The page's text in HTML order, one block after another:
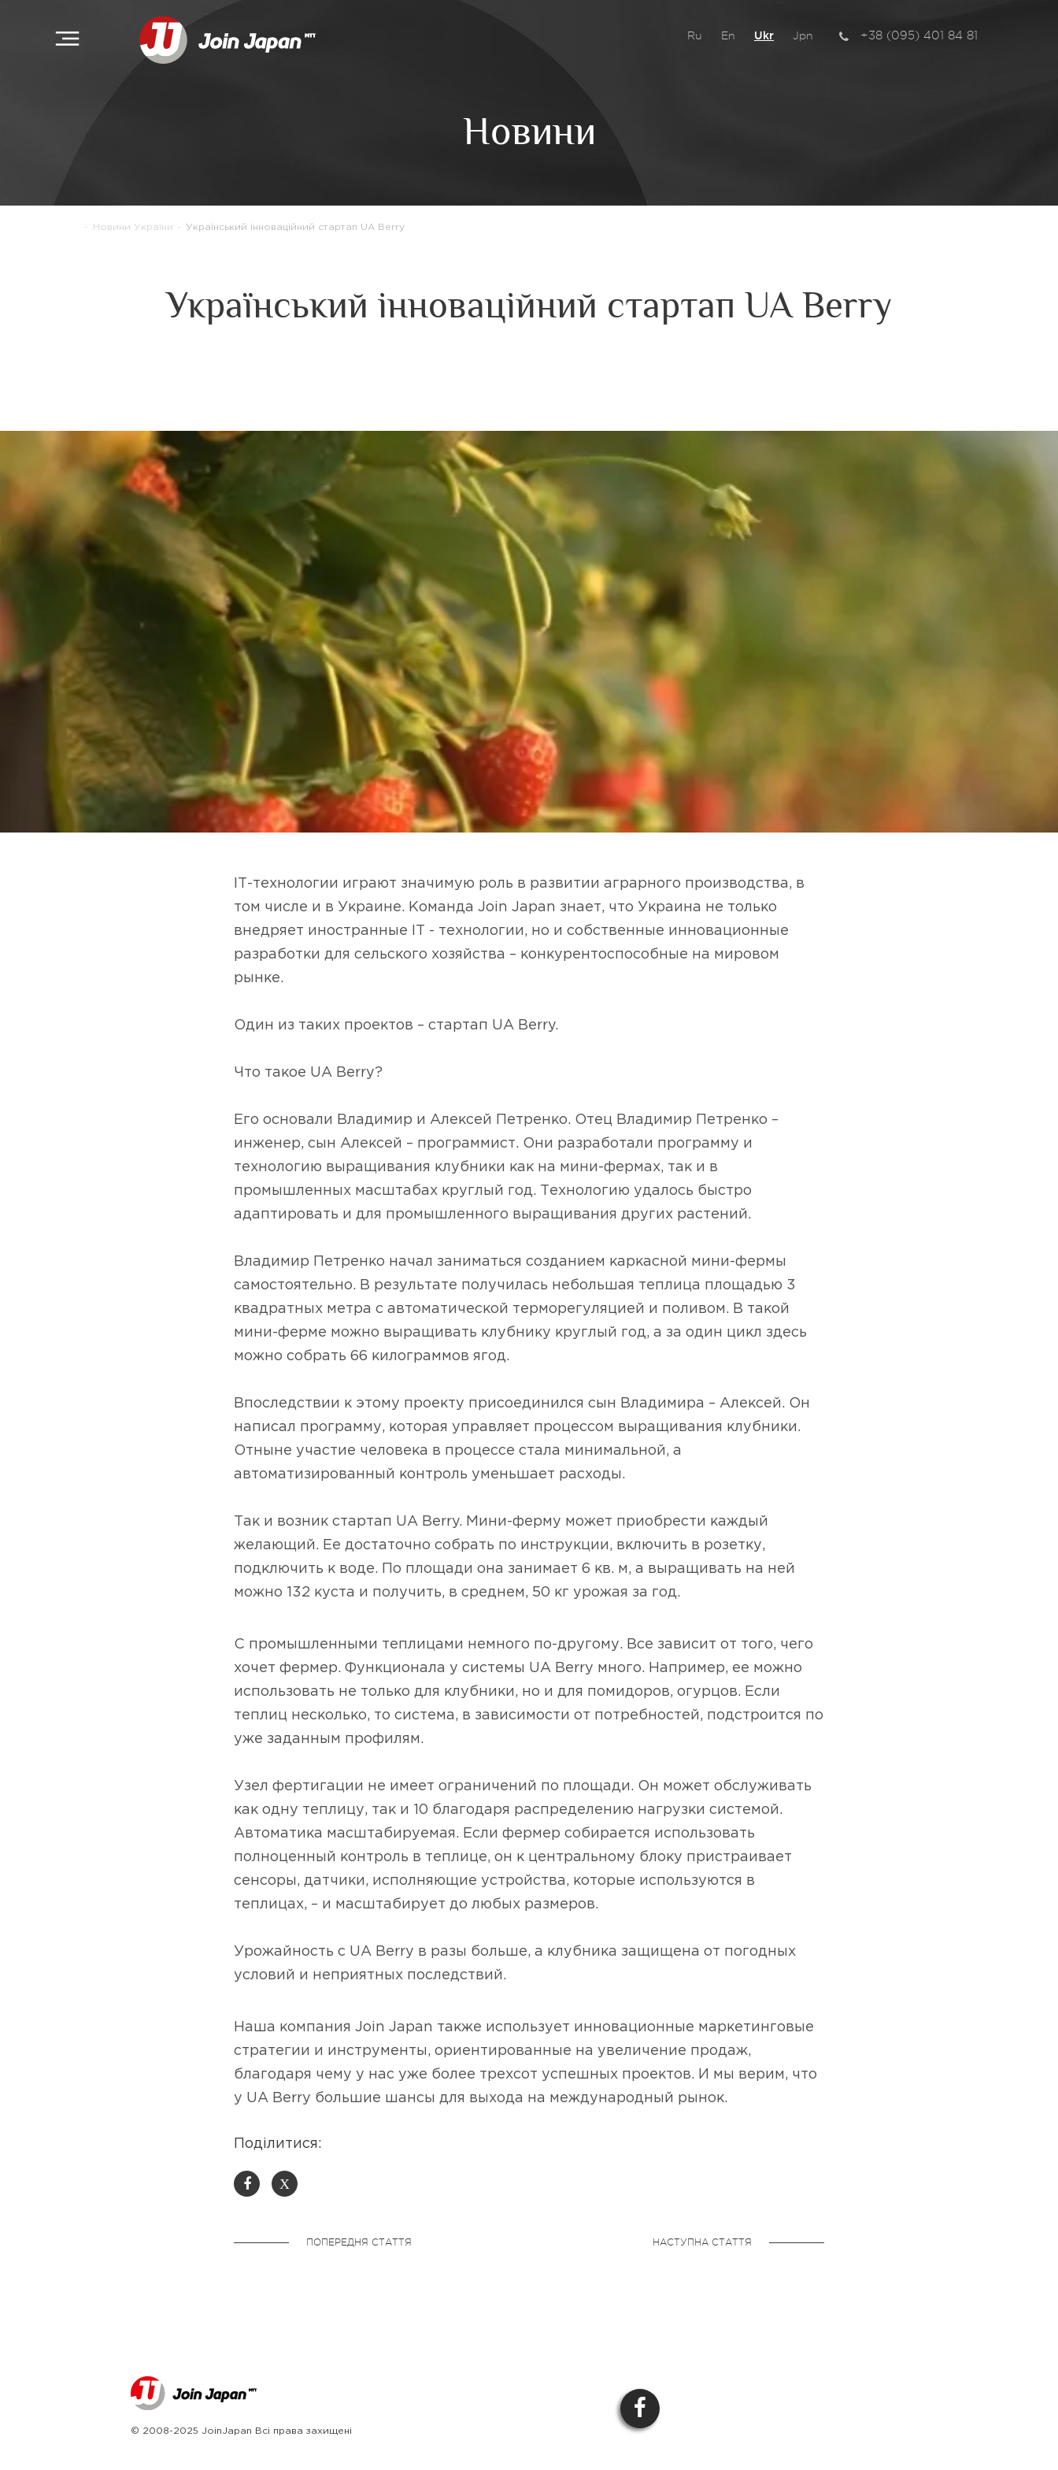
Ru En Ukr Jpn +38 (095) 401 84 81
Новини
- Новини України - Український інноваційний стартап UA Berry
Український інноваційний стартап UA Berry
ІТ-технологии играют значимую роль в развитии аграрного производства, в
том числе и в Украине. Команда Join Japan знает, что Украина не только
внедряет иностранные ІТ - технологии, но и собственные инновационные
разработки для сельского хозяйства – конкурентоспособные на мировом
рынке.
Один из таких проектов – стартап UA Berry.
Что такое UA Berry?
Его основали Владимир и Алексей Петренко. Отец Владимир Петренко –
инженер, сын Алексей – программист. Они разработали программу и
технологию выращивания клубники как на мини-фермах, так и в
промышленных масштабах круглый год. Технологию удалось быстро
адаптировать и для промышленного выращивания других растений.
Владимир Петренко начал заниматься созданием каркасной мини-фермы
самостоятельно. В результате получилась небольшая теплица площадью 3
квадратных метра с автоматической терморегуляцией и поливом. В такой
мини-ферме можно выращивать клубнику круглый год, а за один цикл здесь
можно собрать 66 килограммов ягод.
Впоследствии к этому проекту присоединился сын Владимира – Алексей. Он
написал программу, которая управляет процессом выращивания клубники.
Отныне участие человека в процессе стала минимальной, а
автоматизированный контроль уменьшает расходы.
Так и возник стартап UA Berry. Мини-ферму может приобрести каждый
желающий. Ее достаточно собрать по инструкции, включить в розетку,
подключить к воде. По площади она занимает 6 кв. м, а выращивать на ней
можно 132 куста и получить, в среднем, 50 кг урожая за год.
С промышленными теплицами немного по-другому. Все зависит от того, чего
хочет фермер. Функционала у системы UA Berry много. Например, ее можно
использовать не только для клубники, но и для помидоров, огурцов. Если
теплиц несколько, то система, в зависимости от потребностей, подстроится по
уже заданным профилям.
Узел фертигации не имеет ограничений по площади. Он может обслуживать
как одну теплицу, так и 10 благодаря распределению нагрузки системой.
Автоматика масштабируемая. Если фермер собирается использовать
полноценный контроль в теплице, он к центральному блоку пристраивает
сенсоры, датчики, исполняющие устройства, которые используются в
теплицах, – и масштабирует до любых размеров.
Урожайность с UA Berry в разы больше, а клубника защищена от погодных
условий и неприятных последствий.
Наша компания Join Japan также использует инновационные маркетинговые
стратегии и инструменты, ориентированные на увеличение продаж,
благодаря чему у нас уже более трехсот успешных проектов. И мы верим, что
у UA Berry большие шансы для выхода на международный рынок.
Поділитися:
X
ПОПЕРЕДНЯ СТАТТЯ НАСТУПНА СТАТТЯ
© 2008-2025 JoinJapan Всі права захищені